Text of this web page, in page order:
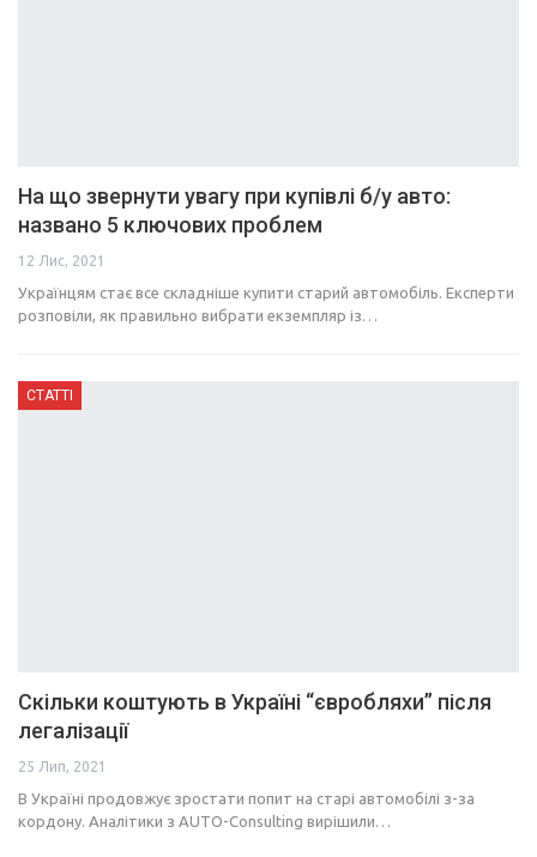
На що звернути увагу при купівлі б/у авто:
названо 5 ключових проблем
12 Лис, 2021
Українцям стає все складніше купити старий автомобіль. Експерти
розповіли, як правильно вибрати екземпляр із…
СТАТТІ
Скільки коштують в Україні “євробляхи” після
легалізації
25 Лип, 2021
В Україні продовжує зростати попит на старі автомобілі з-за
кордону. Аналітики з AUTO-Consulting вирішили…